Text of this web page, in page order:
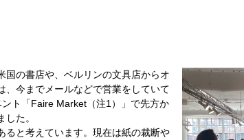
国の書店や、ベルリンの文具店からオ
、今までメールなどで営業をしていて
ト「Faire Market（注1）」で先方か
た。
ると考えています。現在は紙の裁断や